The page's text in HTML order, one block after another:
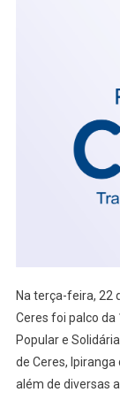
Na terça-feira, 22
Ceres foi palco da
Popular e
de Ceres, Ipiranga
além de diversas